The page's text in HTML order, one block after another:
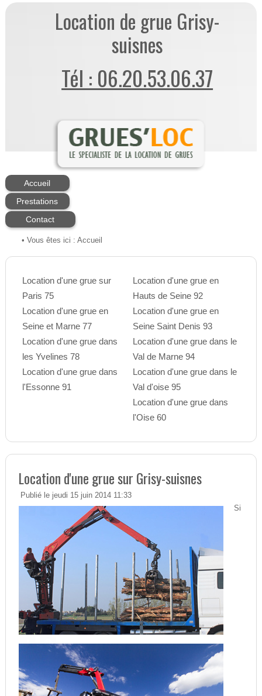
Location de grue Grisy-
suisnes
Tél : 06.20.53.06.37
Accueil
Prestations
Contact
• Vous êtes ici : Accueil
Location d'une grue sur
Paris 75
Location d'une grue en
Seine et Marne 77
Location d'une grue dans
les Yvelines 78
Location d'une grue dans
l'Essonne 91
Location d'une grue en
Hauts de Seine 92
Location d'une grue en
Seine Saint Denis 93
Location d'une grue dans le
Val de Marne 94
Location d'une grue dans le
Val d'oise 95
Location d'une grue dans
l'Oise 60
Location d'une grue sur Grisy-suisnes
Publié le jeudi 15 juin 2014 11:33
Si